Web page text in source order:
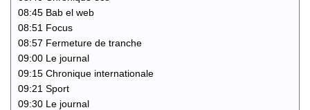
08:45 Bab el web
08:51 Focus
08:57 Fermeture de tranche
09:00 Le journal
09:15 Chronique internationale
09:21 Sport
09:30 Le journal